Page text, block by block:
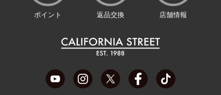
ポイント 返品交換 店舗情報